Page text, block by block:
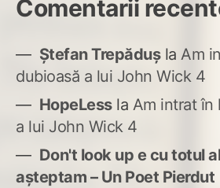
Comentarii
Ștefan Trepădușla Am
dubioasă a lui John Wick 4
HopeLessla Am intrat în
a lui John Wick 4
Don't look up e cu totul
așteptam – Un Poet Pierdut